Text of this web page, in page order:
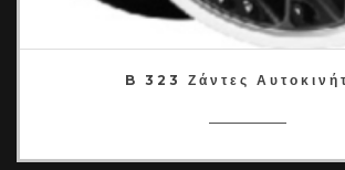
B 323 Ζάντες